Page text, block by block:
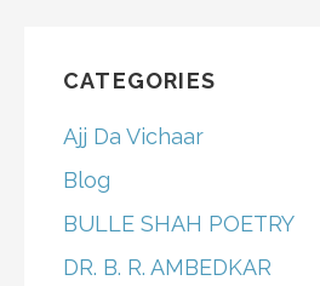
CATEGORIES
Ajj Da Vichaar
Blog
BULLE SHAH POETRY
DR. B. R. AMBEDKAR